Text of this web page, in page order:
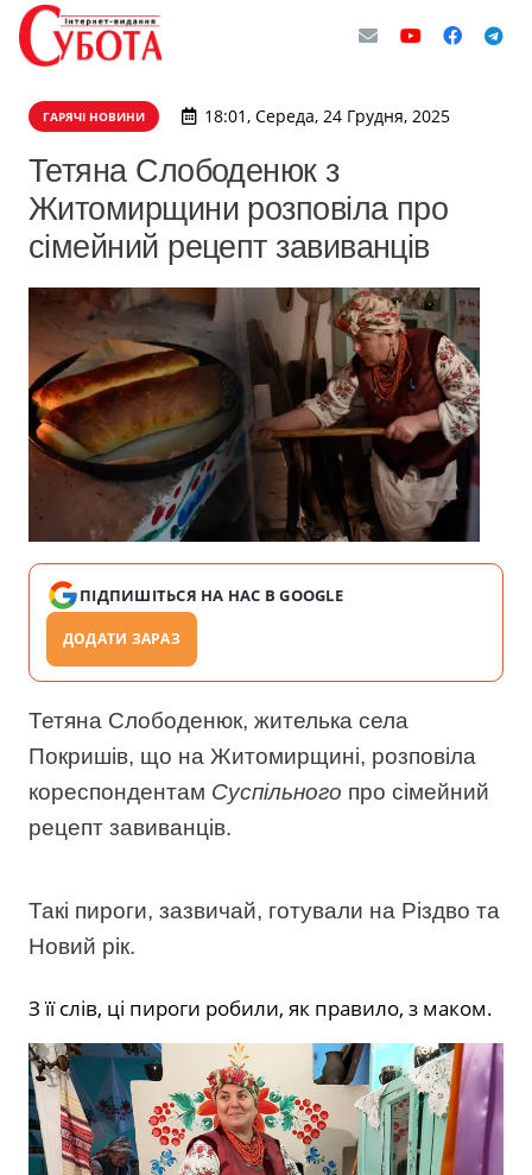
ГАРЯЧІ НОВИНИ 18:01, Середа, 24 Грудня, 2025
Тетяна Слободенюк з
Житомирщини розповіла про
сімейний рецепт завиванців
ПІДПИШІТЬСЯ НА НАС В GOOGLE
ДОДАТИ ЗАРАЗ
Тетяна Слободенюк, жителька села
Покришів, що на Житомирщині, розповіла
кореспондентам Суспільного про сімейний
рецепт завиванців.
Такі пироги, зазвичай, готували на Різдво та
Новий рік.
З її слів, ці пироги робили, як правило, з маком.